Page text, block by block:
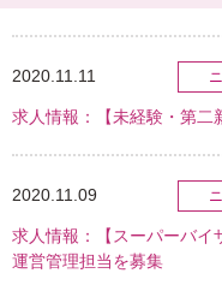
2020.11.11
求人情報：【未経験・第二
2020.11.09
求人情報：【スーパーバイ
運営管理担当を募集